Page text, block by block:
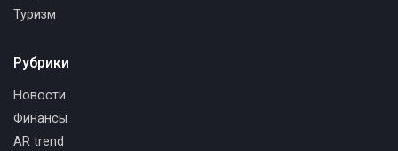
Туризм
Рубрики
Новости
Финансы
AR trend